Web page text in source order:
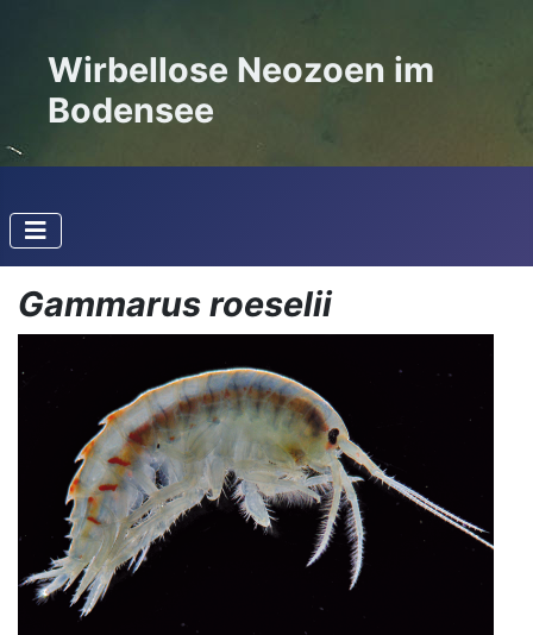
Wirbellose Neozoen im
Bodensee
Gammarus roeselii